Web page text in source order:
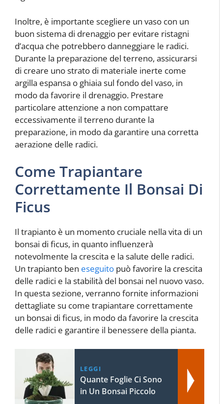
Inoltre, è importante scegliere un vaso con un
buon sistema di drenaggio per evitare ristagni
d’acqua che potrebbero danneggiare le radici.
Durante la preparazione del terreno, assicurarsi
di creare uno strato di materiale inerte come
argilla espansa o ghiaia sul fondo del vaso, in
modo da favorire il drenaggio. Prestare
particolare attenzione a non compattare
eccessivamente il terreno durante la
preparazione, in modo da garantire una corretta
aerazione delle radici.
Come Trapiantare
Correttamente Il Bonsai Di
Ficus
Il trapianto è un momento cruciale nella vita di un
bonsai di ficus, in quanto influenzerà
notevolmente la crescita e la salute delle radici.
Un trapianto ben eseguito può favorire la crescita
delle radici e la stabilità del bonsai nel nuovo vaso.
In questa sezione, verranno fornite informazioni
dettagliate su come trapiantare correttamente
un bonsai di ficus, in modo da favorire la crescita
delle radici e garantire il benessere della pianta.
LEGGI
Quante Foglie Ci Sono
in Un Bonsai Piccolo